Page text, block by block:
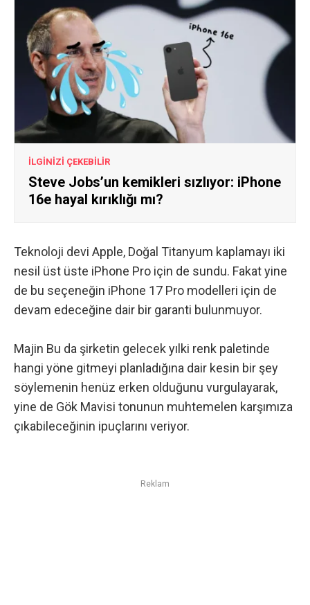
İLGİNİZİ ÇEKEBİLİR
Steve Jobs’un kemikleri sızlıyor: iPhone
16e hayal kırıklığı mı?
Teknoloji devi Apple, Doğal Titanyum kaplamayı iki
nesil üst üste iPhone Pro için de sundu. Fakat yine
de bu seçeneğin iPhone 17 Pro modelleri için de
devam edeceğine dair bir garanti bulunmuyor.
Majin Bu da şirketin gelecek yılki renk paletinde
hangi yöne gitmeyi planladığına dair kesin bir şey
söylemenin henüz erken olduğunu vurgulayarak,
yine de Gök Mavisi tonunun muhtemelen karşımıza
çıkabileceğinin ipuçlarını veriyor.
Reklam